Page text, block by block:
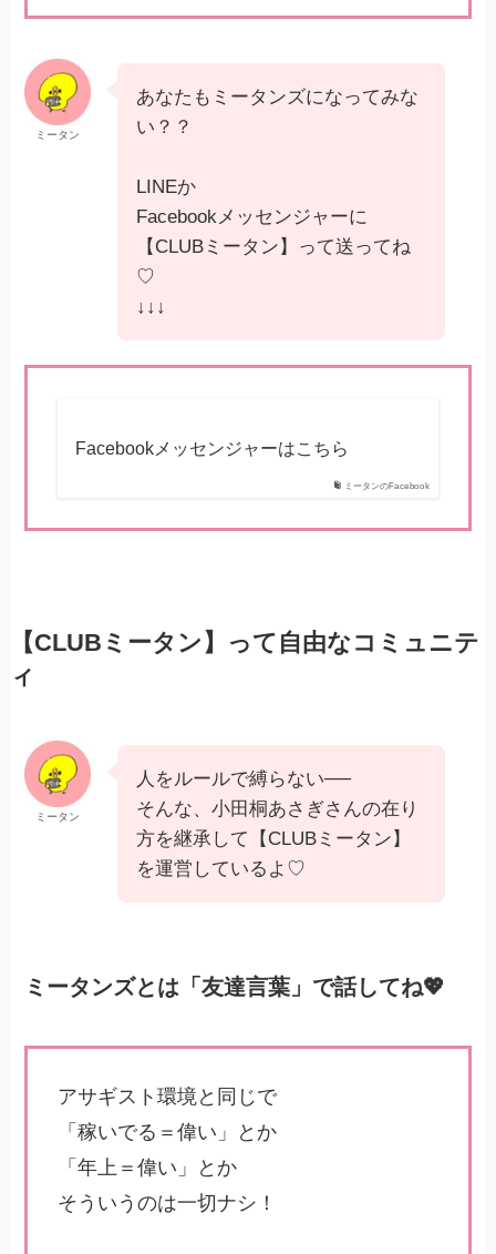
ミータン
あなたもミータンズになってみな
い？？
LINEか
Facebookメッセンジャーに
【CLUBミータン】って送ってね
♡
↓↓↓
ミータンのFacebook
Facebookメッセンジャーはこちら
【CLUBミータン】って自由なコミュニテ
ィ
ミータン
人をルールで縛らない──
そんな、小田桐あさぎさんの在り
方を継承して【CLUBミータン】
を運営しているよ♡
ミータンズとは「友達言葉」で話してね💖
アサギスト環境と同じで
「稼いでる＝偉い」とか
「年上＝偉い」とか
そういうのは一切ナシ！